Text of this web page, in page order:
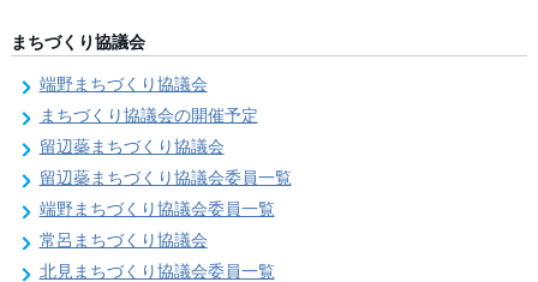
まちづくり協議会
端野まちづくり協議会
まちづくり協議会の開催予定
留辺蘂まちづくり協議会
留辺蘂まちづくり協議会委員一覧
端野まちづくり協議会委員一覧
常呂まちづくり協議会
北見まちづくり協議会委員一覧